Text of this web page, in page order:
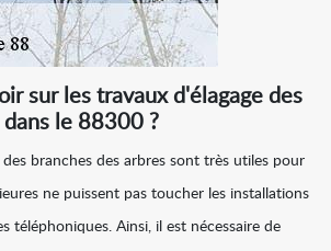
sur les travaux d'élagage des
dans le 88300 ?
des branches des arbres sont très utiles pour
ne puissent pas toucher les installations
téléphoniques. Ainsi, il est nécessaire de